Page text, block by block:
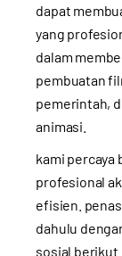
dapat
yang
dalam
pembuatan
pemerintah,
animasi.
kami percaya
profesional
efisien.
dahulu
sosial berikut